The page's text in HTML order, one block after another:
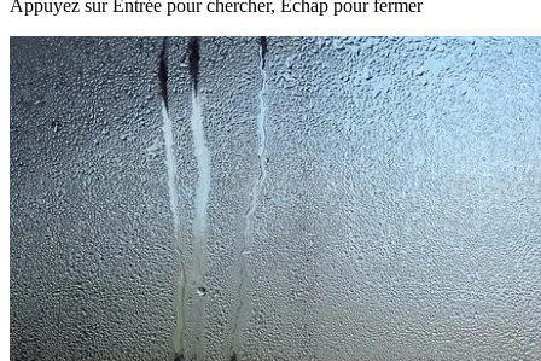
Appuyez sur Entrée pour chercher, Échap pour fermer